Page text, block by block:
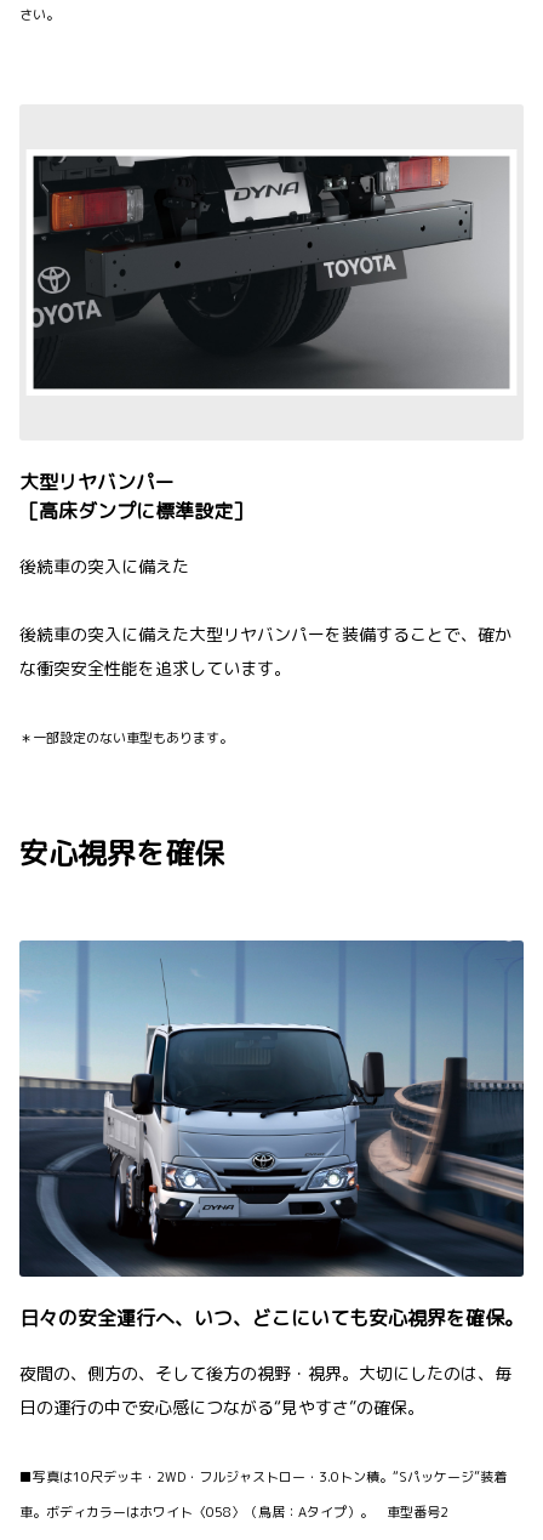
さい。
大型リヤバンパー
［高床ダンプに標準設定］
後続車の突入に備えた
後続車の突入に備えた大型リヤバンパーを装備することで、確か
な衝突安全性能を追求しています。
＊一部設定のない車型もあります。
安心視界を確保
日々の安全運行へ、いつ、どこにいても安心視界を確保。
夜間の、側方の、そして後方の視野・視界。大切にしたのは、毎
日の運行の中で安心感につながる“見やすさ”の確保。
■写真は10尺デッキ・2WD・フルジャストロー・3.0トン積。“Sパッケージ”装着
車。ボディカラーはホワイト〈058〉（鳥居：Aタイプ）。 車型番号2